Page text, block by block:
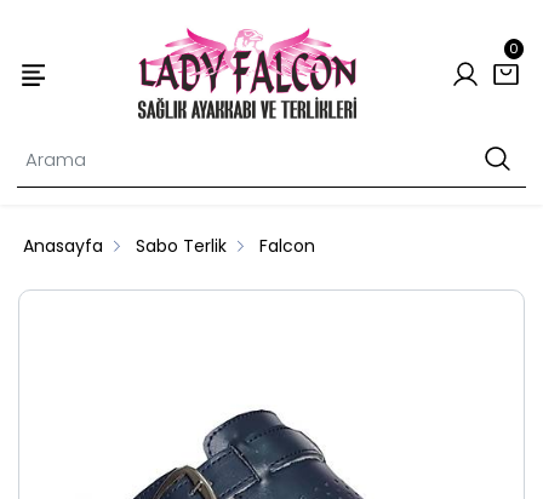
0
Anasayfa Sabo Terlik Falcon